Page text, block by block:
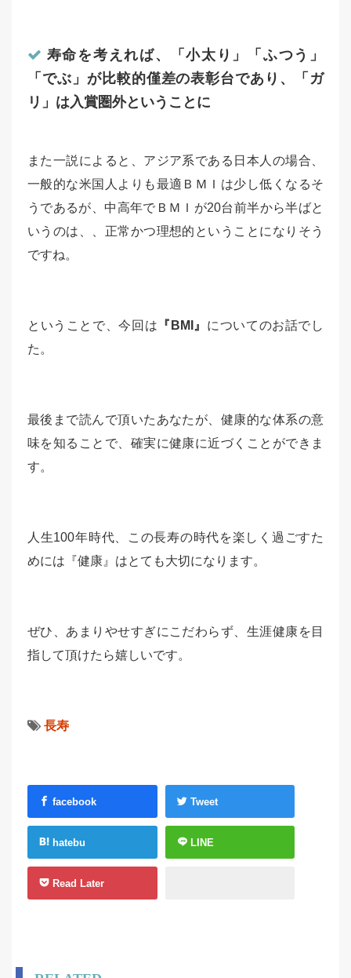
寿命を考えれば、「小太り」「ふつう」
「でぶ」が比較的僅差の表彰台であり、「ガ
リ」は入賞圏外ということに
また一説によると、アジア系である日本人の場合、
一般的な米国人よりも最適ＢＭＩは少し低くなるそ
うであるが、中高年でＢＭＩが20台前半から半ばと
いうのは、、正常かつ理想的ということになりそう
ですね。
ということで、今回は 『BMI』 についてのお話でし
た。
最後まで読んで頂いたあなたが、健康的な体系の意
味を知ることで、確実に健康に近づくことができま
す。
人生100年時代、この長寿の時代を楽しく過ごすた
めには『健康』はとても大切になります。
ぜひ、あまりやせすぎにこだわらず、生涯健康を目
指して頂けたら嬉しいです。
長寿
facebook Tweet
hatebu LINE
Read Later